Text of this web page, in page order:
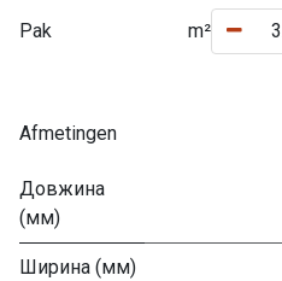
Pak m²
Afmetingen
Довжина
(мм)
Ширина (мм)